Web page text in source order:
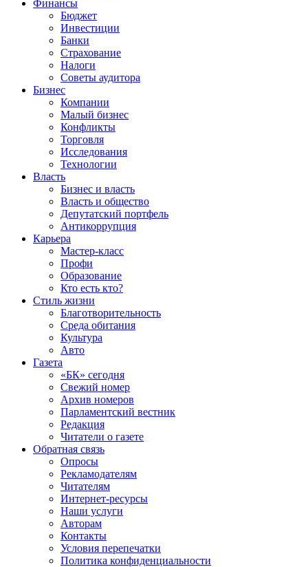
Финансы
Бюджет
Инвестиции
Банки
Страхование
Налоги
Советы аудитора
Бизнес
Компании
Малый бизнес
Конфликты
Торговля
Исследования
Технологии
Власть
Бизнес и власть
Власть и общество
Депутатский портфель
Антикоррупция
Карьера
Мастер-класс
Профи
Образование
Кто есть кто?
Стиль жизни
Благотворительность
Среда обитания
Культура
Авто
Газета
«БК» сегодня
Свежий номер
Архив номеров
Парламентский вестник
Редакция
Читатели о газете
Обратная связь
Опросы
Рекламодателям
Читателям
Интернет-ресурсы
Наши услуги
Авторам
Контакты
Условия перепечатки
Политика конфиденциальности